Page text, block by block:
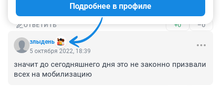
он и так новый !
ОТВЕТИТЬ +0 –0
злыдень
Подробнее в профиле
5 октября 2022, 18:39
значит до сегодняшнего дня это не законно призвали
всех на мобилизацию